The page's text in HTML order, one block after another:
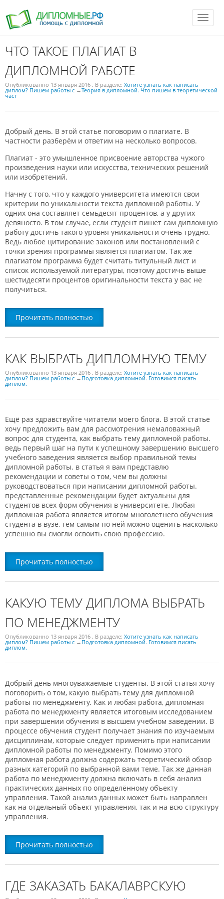
T
o
g
a
ЧТО ТАКОЕ ПЛАГИАТ В
ДИПЛОМНОЙ РАБОТЕ
Опубликованно 13 января 2016 . В разделе: Хотите узнать как написать
диплом? Пишем работы с →Теория в дипломной. Что пишем в теоретической
част
Добрый день. В этой статье поговорим о плагиате. В
частности разберём и ответим на несколько вопросов.
Плагиат - это умышленное присвоение авторства чужого
произведения науки или искусства, технических решений
или изобретений.
Начну с того, что у каждого университета имеются свои
критерии по уникальности текста дипломной работы. У
одних она составляет семьдесят процентов, а у других
девяносто. В том случае, если студент пишет сам дипломную
работу достичь такого уровня уникальности очень трудно.
Ведь любое цитирование законов или постановлений с
точки зрения программы является плагиатом. Так же
плагиатом программа будет считать титульный лист и
список используемой литературы, поэтому достичь выше
шестидесяти процентов оригинальности текста у вас не
получиться.
Прочитать полностью
КАК ВЫБРАТЬ ДИПЛОМНУЮ ТЕМУ
Опубликованно 13 января 2016 . В разделе: Хотите узнать как написать
диплом? Пишем работы с → Подготовка дипломной. Готовимся писать
диплом.
Ещё раз здравствуйте читатели моего блога. В этой статье
хочу предложить вам для рассмотрения немаловажный
вопрос для студента, как выбрать тему дипломной работы.
ведь первый шаг на пути к успешному завершению высшего
учебного заведения является выбор правильной темы
дипломной работы. в статья я вам представлю
рекомендации и советы о том, чем вы должны
руководствоваться при написании дипломной работы.
представленные рекомендации будет актуальны для
студентов всех форм обучения в университете. Любая
дипломная работа является итогом многолетнего обучения
студента в вузе, тем самым по ней можно оценить насколько
успешно вы смогли освоить свою профессию.
Прочитать полностью
КАКУЮ ТЕМУ ДИПЛОМА ВЫБРАТЬ
ПО МЕНЕДЖМЕНТУ
Опубликованно 13 января 2016 . В разделе: Хотите узнать как написать
диплом? Пишем работы с → Подготовка дипломной. Готовимся писать
диплом.
Добрый день многоуважаемые студенты. В этой статья хочу
поговорить о том, какую выбрать тему для дипломной
работы по менеджменту. Как и любая работа, дипломная
работа по менеджменту является итоговым исследованием
при завершении обучения в высшем учебном заведении. В
процессе обучения студент получает знания по изучаемым
дисциплинам, которые следует применить при написании
дипломной работы по менеджменту. Помимо этого
дипломная работа должна содержать теоретический обзор
разных категорий по выбранной вами теме. Так же данная
работа по менеджменту должна включать в себя анализ
практических данных по определённому объекту
управления. Такой анализ данных может быть направлен
как на отдельный объект управления, так и на всю структуру
управления.
Прочитать полностью
ГДЕ ЗАКАЗАТЬ БАКАЛАВРСКУЮ